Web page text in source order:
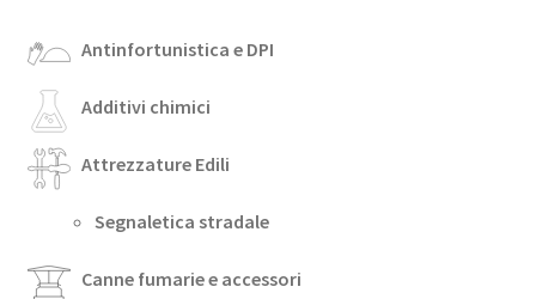
Antinfortunistica e DPI
Additivi chimici
Attrezzature Edili
Segnaletica stradale
Canne fumarie e accessori